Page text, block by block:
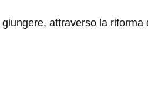
attraverso la